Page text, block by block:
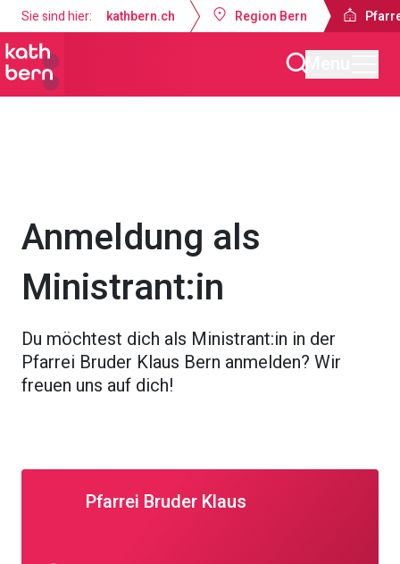
Sie sind hier: kathbern.ch Region Bern
Anmeldung als
Ministrant:in
Du möchtest dich als Ministrant:in in der
Pfarrei Bruder Klaus Bern anmelden? Wir
freuen uns auf dich!
Pfarrei Bruder Klaus